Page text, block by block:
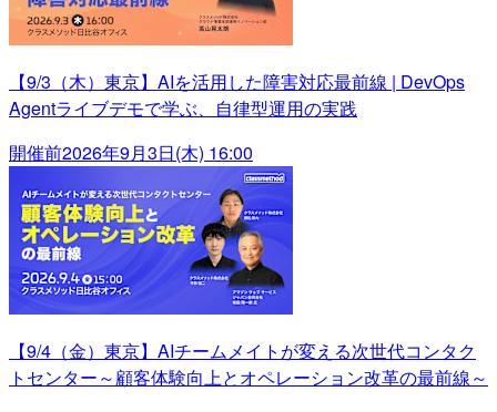
【9/3（木）東京】AIを活用した障害対応最前線 | DevOps
Agentライブデモで学ぶ、自律型運用の実践
開催前2026年9月3日(木) 16:00
【9/4（金）東京】AIチームメイトが変える次世代コンタク
トセンター～顧客体験向上とオペレーション改革の最前線～